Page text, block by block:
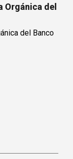
Orgánica del